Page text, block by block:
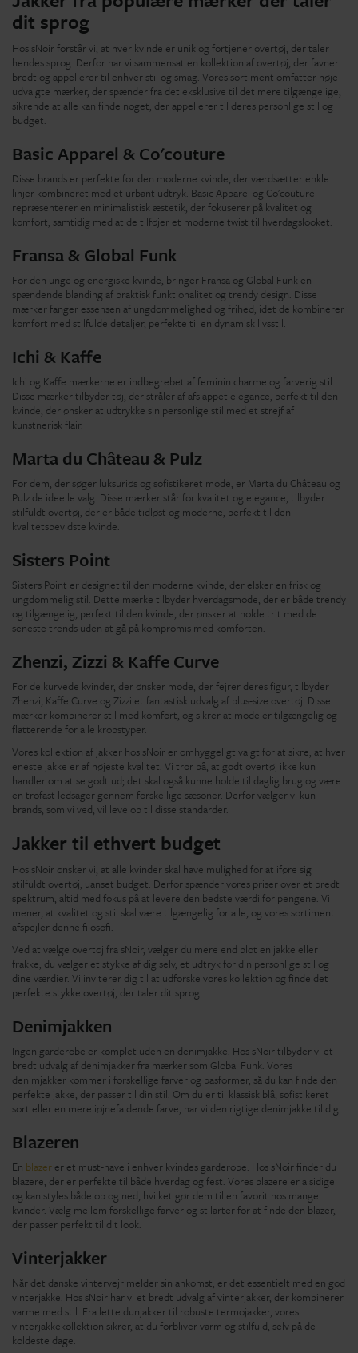
dit sprog
Hos sNoir forstår vi, at hver kvinde er unik og fortjener overtøj, der taler
hendes sprog. Derfor har vi sammensat en kollektion af overtøj, der favner
bredt og appellerer til enhver stil og smag. Vores sortiment omfatter nøje
udvalgte mærker, der spænder fra det eksklusive til det mere tilgængelige,
sikrende at alle kan finde noget, der appellerer til deres personlige stil og
budget.
Basic Apparel & Co'couture
Disse brands er perfekte for den moderne kvinde, der værdsætter enkle
linjer kombineret med et urbant udtryk. Basic Apparel og Co'couture
repræsenterer en minimalistisk æstetik, der fokuserer på kvalitet og
komfort, samtidig med at de tilføjer et moderne twist til hverdagslooket.
Fransa & Global Funk
For den unge og energiske kvinde, bringer Fransa og Global Funk en
spændende blanding af praktisk funktionalitet og trendy design. Disse
mærker fanger essensen af ungdommelighed og frihed, idet de kombinerer
komfort med stilfulde detaljer, perfekte til en dynamisk livsstil.
Ichi & Kaffe
Ichi og Kaffe mærkerne er indbegrebet af feminin charme og farverig stil.
Disse mærker tilbyder tøj, der stråler af afslappet elegance, perfekt til den
kvinde, der ønsker at udtrykke sin personlige stil med et strejf af
kunstnerisk flair.
Marta du Château & Pulz
For dem, der søger luksuriøs og sofistikeret mode, er Marta du Château og
Pulz de ideelle valg. Disse mærker står for kvalitet og elegance, tilbyder
stilfuldt overtøj, der er både tidløst og moderne, perfekt til den
kvalitetsbevidste kvinde.
Sisters Point
Sisters Point er designet til den moderne kvinde, der elsker en frisk og
ungdommelig stil. Dette mærke tilbyder hverdagsmode, der er både trendy
og tilgængelig, perfekt til den kvinde, der ønsker at holde trit med de
seneste trends uden at gå på kompromis med komforten.
Zhenzi, Zizzi & Kaffe Curve
For de kurvede kvinder, der ønsker mode, der fejrer deres figur, tilbyder
Zhenzi, Kaffe Curve og Zizzi et fantastisk udvalg af plus-size overtøj. Disse
mærker kombinerer stil med komfort, og sikrer at mode er tilgængelig og
flatterende for alle kropstyper.
Vores kollektion af jakker hos sNoir er omhyggeligt valgt for at sikre, at hver
eneste jakke er af højeste kvalitet. Vi tror på, at godt overtøj ikke kun
handler om at se godt ud; det skal også kunne holde til daglig brug og være
en trofast ledsager gennem forskellige sæsoner. Derfor vælger vi kun
brands, som vi ved, vil leve op til disse standarder.
Jakker til ethvert budget
Hos sNoir ønsker vi, at alle kvinder skal have mulighed for at iføre sig
stilfuldt overtøj, uanset budget. Derfor spænder vores priser over et bredt
spektrum, altid med fokus på at levere den bedste værdi for pengene. Vi
mener, at kvalitet og stil skal være tilgængelig for alle, og vores sortiment
afspejler denne filosofi.
Ved at vælge overtøj fra sNoir, vælger du mere end blot en jakke eller
frakke; du vælger et stykke af dig selv, et udtryk for din personlige stil og
dine værdier. Vi inviterer dig til at udforske vores kollektion og finde det
perfekte stykke overtøj, der taler dit sprog.
Denimjakken
Ingen garderobe er komplet uden en denimjakke. Hos sNoir tilbyder vi et
bredt udvalg af denimjakker fra mærker som Global Funk. Vores
denimjakker kommer i forskellige farver og pasformer, så du kan finde den
perfekte jakke, der passer til din stil. Om du er til klassisk blå, sofistikeret
sort eller en mere iøjnefaldende farve, har vi den rigtige denimjakke til dig.
Blazeren
En blazer er et must-have i enhver kvindes garderobe. Hos sNoir finder du
blazere, der er perfekte til både hverdag og fest. Vores blazere er alsidige
og kan styles både op og ned, hvilket gør dem til en favorit hos mange
kvinder. Vælg mellem forskellige farver og stilarter for at finde den blazer,
der passer perfekt til dit look.
Vinterjakker
Når det danske vintervejr melder sin ankomst, er det essentielt med en god
vinterjakke. Hos sNoir har vi et bredt udvalg af vinterjakker, der kombinerer
varme med stil. Fra lette dunjakker til robuste termojakker, vores
vinterjakkekollektion sikrer, at du forbliver varm og stilfuld, selv på de
koldeste dage.